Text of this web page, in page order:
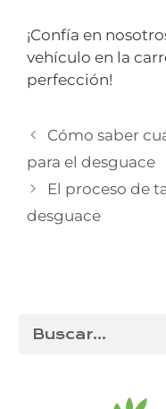
¡Confía en
vehículo en la
perfección!
Cómo saber
para el desguace
El proceso de
desguace